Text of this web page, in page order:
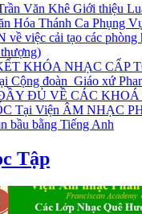
Văn Khê Giới thiệu
Hóa Thánh Ca Phụng
việc cải tạo các phòng
KHÓA NHẠC CẤP
Cộng đoàn_Giáo xứ
ĐỦ VỀ CÁC
Tại Viện ÂM NHẠC
bầu bằng Tiếng Anh
Tập